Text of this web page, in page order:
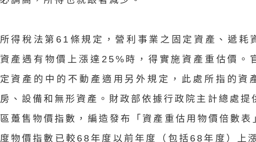
所得稅法第61條規定，營利事業之固定資產、遞耗
資產遇有物價上漲達25%時，得實施資產重估價。
定資產的中的不動產適用另外規定，此處所指的資
房、設備和無形資產。財政部依據行政院主計總處提
區躉售物價指數，編造發布「資產重估用物價倍數
度物價指數已較68年度以前年度（包括68年度）上